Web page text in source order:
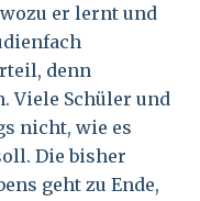
er lernt und
denn
Viele Schüler und
nicht, wie es
Die bisher
geht zu Ende,